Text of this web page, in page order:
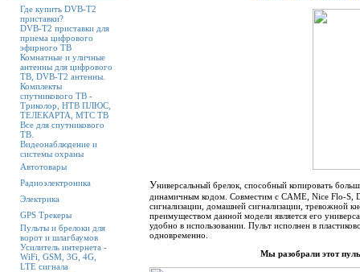
Где купить DVB-T2
приставки?
DVB-T2 приставки для
приема цифрового
эфирного ТВ
Комнатные и уличные
антенны для цифрового
ТВ, DVB-T2 антенны.
Комплекты
спутникового ТВ -
Триколор, НТВ ПЛЮС,
ТЕЛЕКАРТА, МТС ТВ
Все для спутникового
ТВ.
Видеонаблюдение и
системы охраны
Автотовары
Радиоэлектроника
Электрика
GPS Трекеры
Пульты и брелоки для
ворот и шлагбаумов
Усилитель интернета -
WiFi, GSM, 3G, 4G,
LTE сигнала
Универсальный брелок, способный копировать
динамичным кодом. Совместим с CAME, Nice Flo-S,
сигнализации, домашней сигнализации, тревожной
преимуществом данной модели является его
удобно в использовании. Пульт исполнен в
одновременно.
Мы разобрали этот